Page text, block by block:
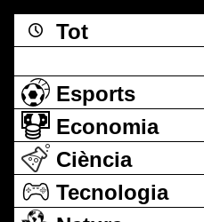
Tot
Esports
Economia
Ciència
Tecnologia